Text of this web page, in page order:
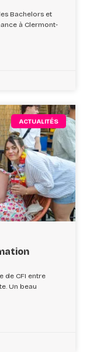
Bachelors et
à Clermont-
ACTUALITÉS
de CFI entre
Un beau